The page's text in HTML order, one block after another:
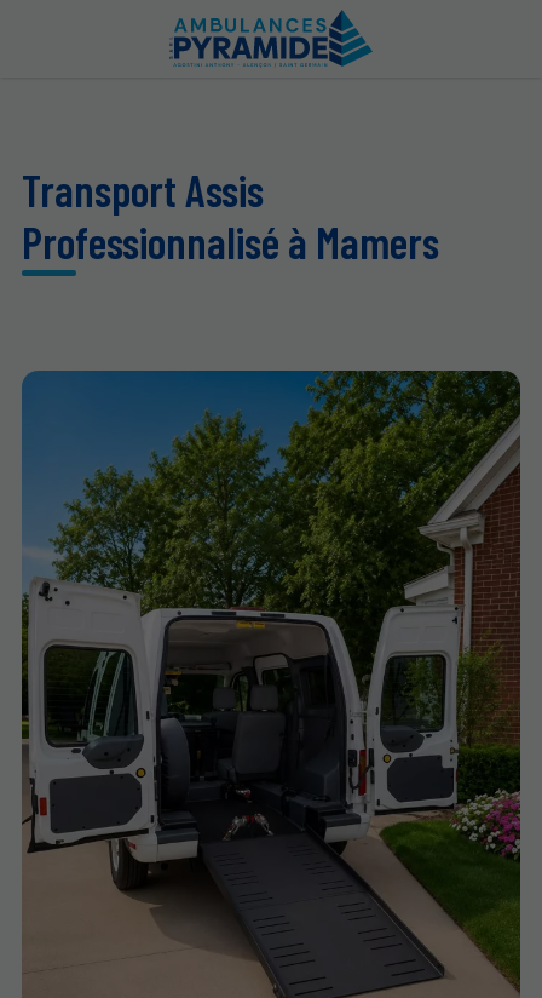
Transport Assis
Professionnalisé à Mamers